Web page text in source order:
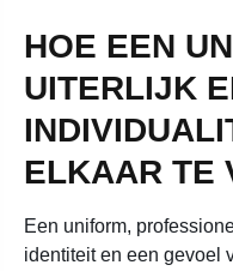
HOE EEN
UITERLIJK
ELKAAR TE
Een uniform,
identiteit en een gevoel